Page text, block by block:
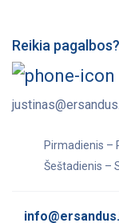
Reikia pagalbos?
Pirmadienis –
Šeštadienis –